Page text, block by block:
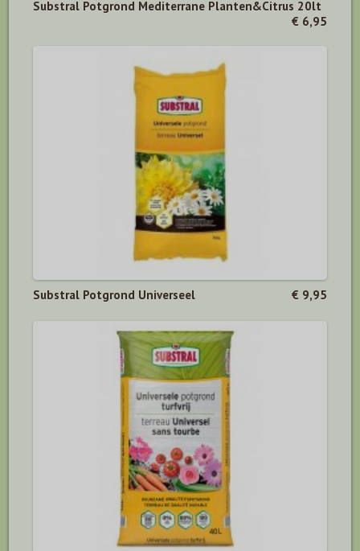
Substral Potgrond Mediterrane Planten&Citrus 20lt
€ 6,95
Substral Potgrond Universeel € 9,95